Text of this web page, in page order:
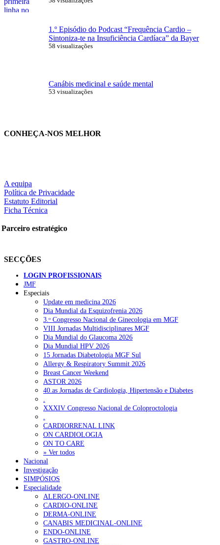
1.º Episódio do Podcast “Frequência Cardio –
Sintoniza-te na Insuficiência Cardíaca” da Bayer
58 visualizações
Canábis medicinal e saúde mental
53 visualizações
CONHEÇA-NOS MELHOR
A equipa
Política de Privacidade
Estatuto Editorial
Ficha Técnica
Parceiro estratégico
SECÇÕES
LOGIN PROFISSIONAIS
JMF
Especiais
Update em medicina 2026
Dia Mundial da Esquizofrenia 2026
3.ᵒ Congresso Nacional de Ginecologia em MGF
VIII Jornadas Multidisciplinares MGF
Dia Mundial do Glaucoma 2026
Dia Mundial HPV 2026
15 Jornadas Diabetologia MGF Sul
Allergy & Respiratory Summit 2026
Breast Cancer Weekend
ASTOR 2026
40.as Jornadas de Cardiologia, Hipertensão e Diabetes
XXXIV Congresso Nacional de Coloproctologia
CARDIORRENAL LINK
ON CARDIOLOGIA
ON TO CARE
» Ver todos
Nacional
Investigação
SIMPÓSIOS
Especialidade
ALERGO-ONLINE
CARDIO-ONLINE
DERMA-ONLINE
CANABIS MEDICINAL-ONLINE
ENDO-ONLINE
GASTRO-ONLINE